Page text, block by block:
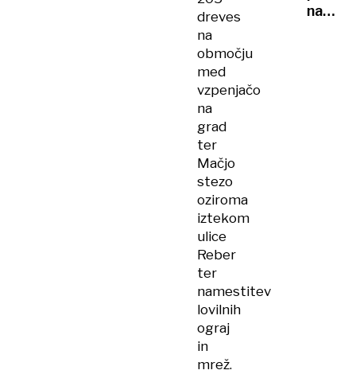
dreves
na
območju
med
vzpenjačo
na
grad
ter
Mačjo
stezo
oziroma
iztekom
ulice
Reber
ter
namestitev
lovilnih
ograj
in
mrež.
na